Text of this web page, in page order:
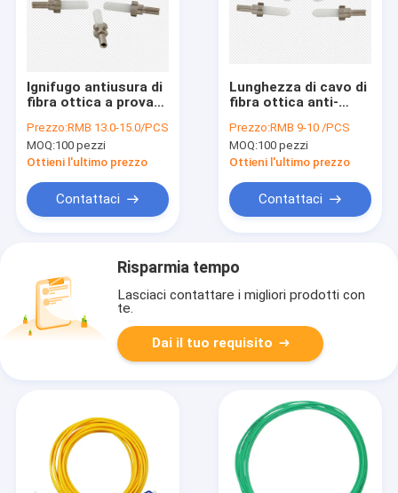
Ignifugo antiusura di
fibra ottica a prova
toppa di FC UPC
Prezzo:RMB 13.0-15.0/PCS
MOQ:100 pezzi
Ottieni l'ultimo prezzo
Contattaci
Lunghezza di cavo di
fibra ottica anti-
di toppa 1.2m
Heatproof
Prezzo:RMB 9-10 /PCS
MOQ:100 pezzi
Ottieni l'ultimo prezzo
Contattaci
Risparmia tempo
Lasciaci contattare i migliori prodotti con
te.
Dai il tuo requisito